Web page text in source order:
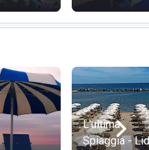
L'ultima
Spiaggia -